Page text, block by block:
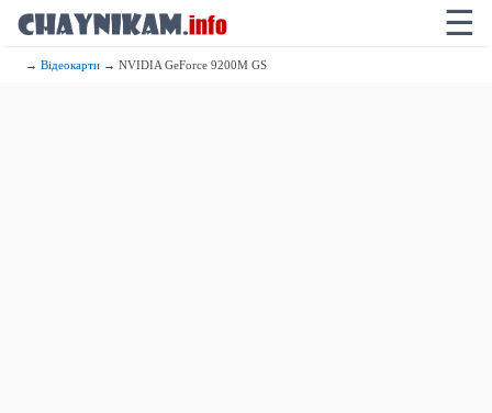
☰
→Відеокарти → NVIDIA GeForce 9200M GS